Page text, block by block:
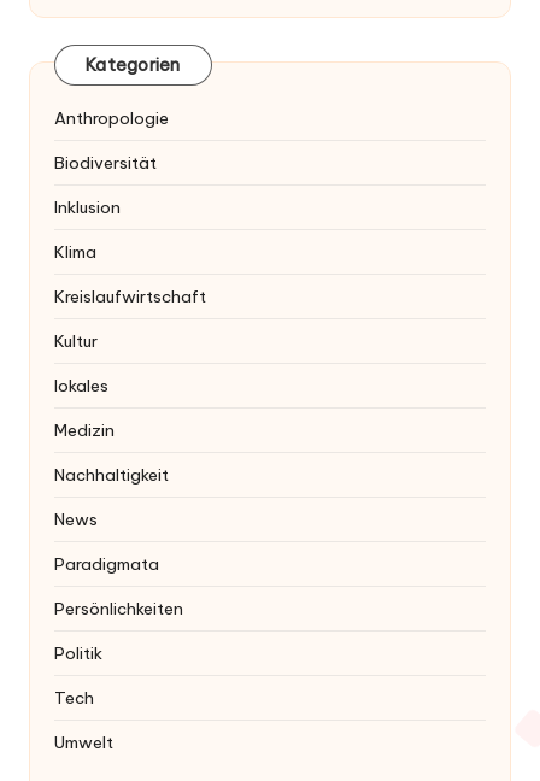
Kategorien
Anthropologie
Biodiversität
Inklusion
Klima
Kreislaufwirtschaft
Kultur
lokales
Medizin
Nachhaltigkeit
News
Paradigmata
Persönlichkeiten
Politik
Tech
Umwelt